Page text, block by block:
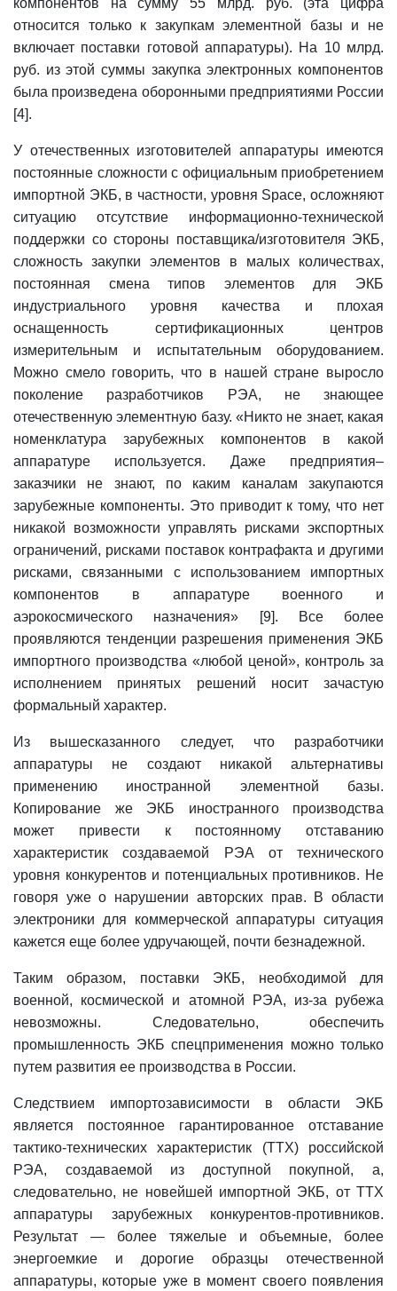
компонентов на сумму 55 млрд. руб. (эта цифра
относится только к закупкам элементной базы и не
включает поставки готовой аппаратуры). На 10 млрд.
руб. из этой суммы закупка электронных компонентов
была произведена оборонными предприятиями России
[4].
У отечественных изготовителей аппаратуры имеются
постоянные сложности с официальным приобретением
импортной ЭКБ, в частности, уровня Space, осложняют
ситуацию отсутствие информационно-технической
поддержки со стороны поставщика/изготовителя ЭКБ,
сложность закупки элементов в малых количествах,
постоянная смена типов элементов для ЭКБ
индустриального уровня качества и плохая
оснащенность сертификационных центров
измерительным и испытательным оборудованием.
Можно смело говорить, что в нашей стране выросло
поколение разработчиков РЭА, не знающее
отечественную элементную базу. «Никто не знает, какая
номенклатура зарубежных компонентов в какой
аппаратуре используется. Даже предприятия–
заказчики не знают, по каким каналам закупаются
зарубежные компоненты. Это приводит к тому, что нет
никакой возможности управлять рисками экспортных
ограничений, рисками поставок контрафакта и другими
рисками, связанными с использованием импортных
компонентов в аппаратуре военного и
аэрокосмического назначения» [9]. Все более
проявляются тенденции разрешения применения ЭКБ
импортного производства «любой ценой», контроль за
исполнением принятых решений носит зачастую
формальный характер.
Из вышесказанного следует, что разработчики
аппаратуры не создают никакой альтернативы
применению иностранной элементной базы.
Копирование же ЭКБ иностранного производства
может привести к постоянному отставанию
характеристик создаваемой РЭА от технического
уровня конкурентов и потенциальных противников. Не
говоря уже о нарушении авторских прав. В области
электроники для коммерческой аппаратуры ситуация
кажется еще более удручающей, почти безнадежной.
Таким образом, поставки ЭКБ, необходимой для
военной, космической и атомной РЭА, из-за рубежа
невозможны. Следовательно, обеспечить
промышленность ЭКБ спецприменения можно только
путем развития ее производства в России.
Следствием импортозависимости в области ЭКБ
является постоянное гарантированное отставание
тактико-технических характеристик (ТТХ) российской
РЭА, создаваемой из доступной покупной, а,
следовательно, не новейшей импортной ЭКБ, от ТТХ
аппаратуры зарубежных конкурентов-противников.
Результат — более тяжелые и объемные, более
энергоемкие и дорогие образцы отечественной
аппаратуры, которые уже в момент своего появления